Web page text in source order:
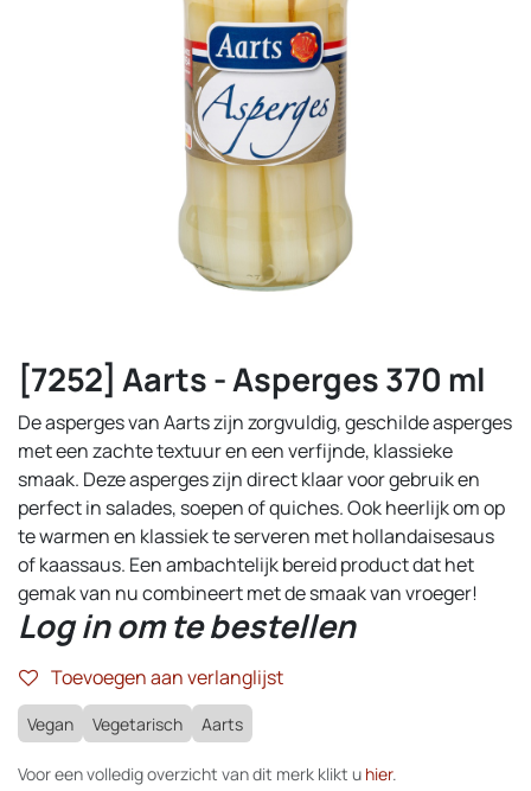
[7252] Aarts - Asperges 370 ml
De asperges van Aarts zijn zorgvuldig, geschilde asperges
met een zachte textuur en een verfijnde, klassieke
smaak. Deze asperges zijn direct klaar voor gebruik en
perfect in salades, soepen of quiches. Ook heerlijk om op
te warmen en klassiek te serveren met hollandaisesaus
of kaassaus. Een ambachtelijk bereid product dat het
gemak van nu combineert met de smaak van vroeger!
Log in om te bestellen
Toevoegen aan verlanglijst
Vegan Vegetarisch Aarts
Voor een volledig overzicht van dit merk klikt u hier.